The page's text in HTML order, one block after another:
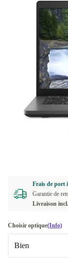
Frais de port
Garantie de
Livraison
Choisir optique(Info)
Bien